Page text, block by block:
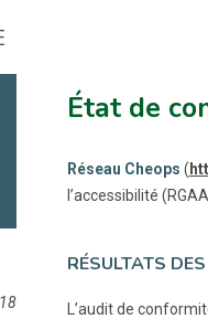
État de
Réseau Cheops (
l’accessibilité
RÉSULTATS
L’audit de